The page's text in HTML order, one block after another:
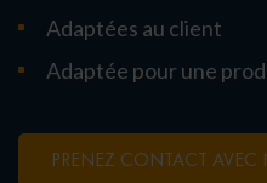
Adaptées au client
Adaptée pour une
PRENEZ CONTACT AVEC